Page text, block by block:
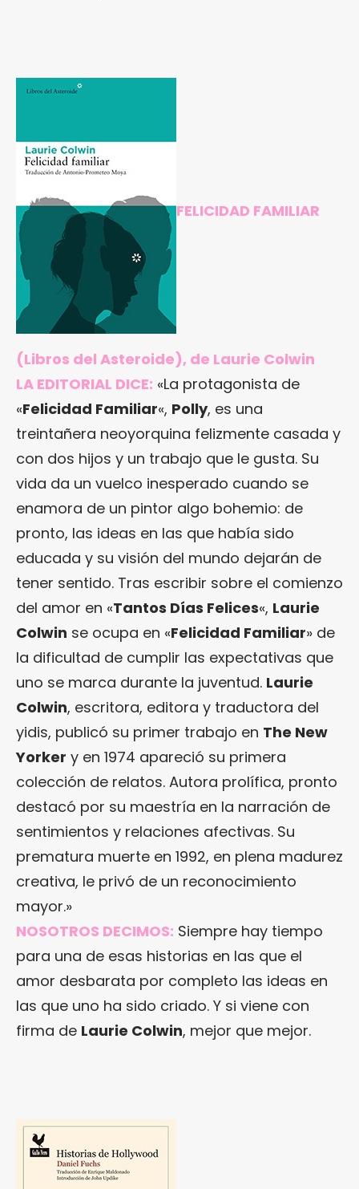
FELICIDAD FAMILIAR
(Libros del Asteroide), de Laurie Colwin
LA EDITORIAL DICE: «La protagonista de
«Felicidad Familiar«, Polly, es una
treintañera neoyorquina felizmente casada y
con dos hijos y un trabajo que le gusta. Su
vida da un vuelco inesperado cuando se
enamora de un pintor algo bohemio: de
pronto, las ideas en las que había sido
educada y su visión del mundo dejarán de
tener sentido. Tras escribir sobre el comienzo
del amor en «Tantos Días Felices«, Laurie
Colwin se ocupa en «Felicidad Familiar» de
la dificultad de cumplir las expectativas que
uno se marca durante la juventud. Laurie
Colwin, escritora, editora y traductora del
yidis, publicó su primer trabajo en The New
Yorker y en 1974 apareció su primera
colección de relatos. Autora prolífica, pronto
destacó por su maestría en la narración de
sentimientos y relaciones afectivas. Su
prematura muerte en 1992, en plena madurez
creativa, le privó de un reconocimiento
mayor.»
NOSOTROS DECIMOS: Siempre hay tiempo
para una de esas historias en las que el
amor desbarata por completo las ideas en
las que uno ha sido criado. Y si viene con
firma de Laurie Colwin, mejor que mejor.